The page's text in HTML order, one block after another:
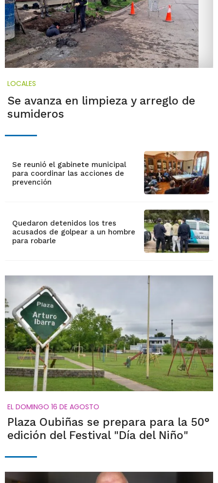
LOCALES
Se avanza en limpieza y arreglo de
sumideros
Se reunió el gabinete municipal
para coordinar las acciones de
prevención
Quedaron detenidos los tres
acusados de golpear a un hombre
para robarle
EL DOMINGO 16 DE AGOSTO
Plaza Oubiñas se prepara para la 50°
edición del Festival "Día del Niño"